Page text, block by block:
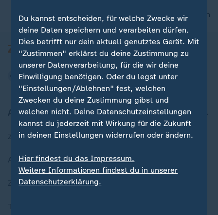
nach oben
Aktuell bei ZDFheute
Zuletzt veröffentlicht
Aktuelle Sendungs-Videos
ZDFheute Stories
Du kannst entscheiden, für welche Zwecke wir
deine Daten speichern und verarbeiten dürfen.
Dies betrifft nur dein aktuell genutztes Gerät. Mit
"Zustimmen" erklärst du deine Zustimmung zu
unserer Datenverarbeitung, für die wir deine
Einwilligung benötigen. Oder du legst unter
"Einstellungen/Ablehnen" fest, welchen
Zwecken du deine Zustimmung gibst und
welchen nicht. Deine Datenschutzeinstellungen
kannst du jederzeit mit Wirkung für die Zukunft
in deinen Einstellungen widerrufen oder ändern.
Hier findest du das Impressum.
Weitere Informationen findest du in unserer
Datenschutzerklärung.